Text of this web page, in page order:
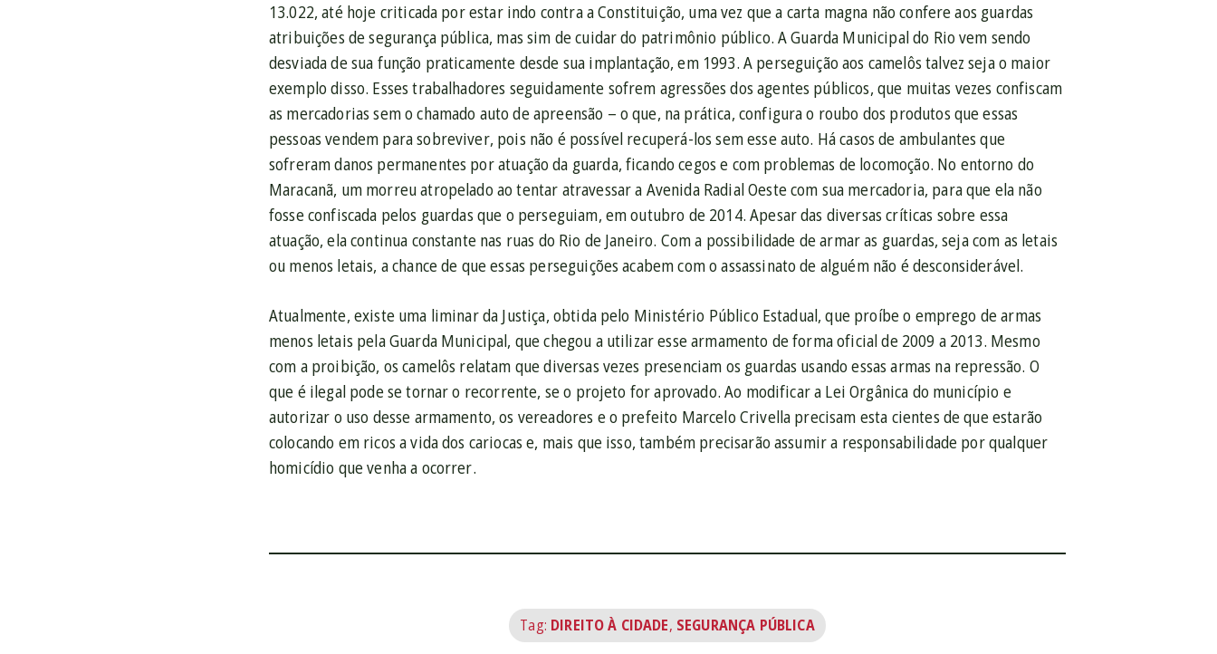
13.022, até hoje criticada por estar indo contra a Constituição, uma vez que a carta magna não confere aos guardas
atribuições de segurança pública, mas sim de cuidar do patrimônio público. A Guarda Municipal do Rio vem sendo
desviada de sua função praticamente desde sua implantação, em 1993. A perseguição aos camelôs talvez seja o maior
exemplo disso. Esses trabalhadores seguidamente sofrem agressões dos agentes públicos, que muitas vezes confiscam
as mercadorias sem o chamado auto de apreensão – o que, na prática, configura o roubo dos produtos que essas
pessoas vendem para sobreviver, pois não é possível recuperá-los sem esse auto. Há casos de ambulantes que
sofreram danos permanentes por atuação da guarda, ficando cegos e com problemas de locomoção. No entorno do
Maracanã, um morreu atropelado ao tentar atravessar a Avenida Radial Oeste com sua mercadoria, para que ela não
fosse confiscada pelos guardas que o perseguiam, em outubro de 2014. Apesar das diversas críticas sobre essa
atuação, ela continua constante nas ruas do Rio de Janeiro. Com a possibilidade de armar as guardas, seja com as letais
ou menos letais, a chance de que essas perseguições acabem com o assassinato de alguém não é desconsiderável.
Atualmente, existe uma liminar da Justiça, obtida pelo Ministério Público Estadual, que proíbe o emprego de armas
menos letais pela Guarda Municipal, que chegou a utilizar esse armamento de forma oficial de 2009 a 2013. Mesmo
com a proibição, os camelôs relatam que diversas vezes presenciam os guardas usando essas armas na repressão. O
que é ilegal pode se tornar o recorrente, se o projeto for aprovado. Ao modificar a Lei Orgânica do município e
autorizar o uso desse armamento, os vereadores e o prefeito Marcelo Crivella precisam esta cientes de que estarão
colocando em ricos a vida dos cariocas e, mais que isso, também precisarão assumir a responsabilidade por qualquer
homicídio que venha a ocorrer.
Tag: DIREITO À CIDADE, SEGURANÇA PÚBLICA